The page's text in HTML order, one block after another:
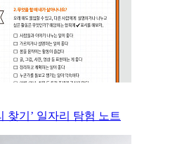
찾기’ 일자리 탐험 노트